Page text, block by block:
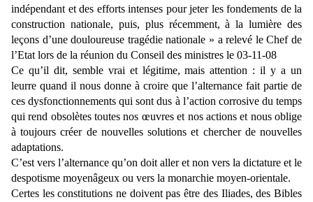
indépendant et des efforts intenses pour jeter les fondements de la
construction nationale, puis, plus récemment, à la lumière des
leçons d’une douloureuse tragédie nationale » a relevé le Chef de
l’Etat lors de la réunion du Conseil des ministres le 03-11-08
Ce qu’il dit, semble vrai et légitime, mais attention : il y a un
leurre quand il nous donne à croire que l’alternance fait partie de
ces dysfonctionnements qui sont dus à l’action corrosive du temps
qui rend obsolètes toutes nos œuvres et nos actions et nous oblige
à toujours créer de nouvelles solutions et chercher de nouvelles
adaptations.
C’est vers l’alternance qu’on doit aller et non vers la dictature et le
despotisme moyenâgeux ou vers la monarchie moyen-orientale.
Certes les constitutions ne doivent pas être des Iliades, des Bibles